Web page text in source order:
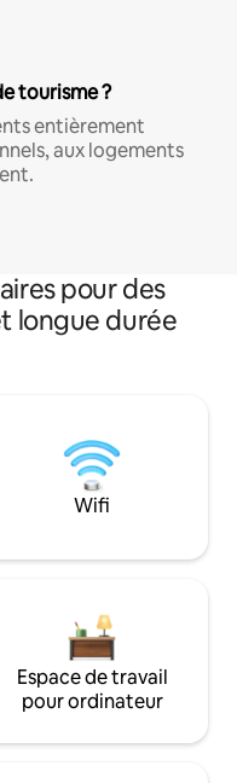
tourisme ?
entièrement
aux logements
pour des
longue durée
Wifi
Espace de travail
pour ordinateur